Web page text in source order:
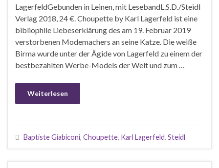
LagerfeldGebunden in Leinen, mit LesebandL.S.D./Steidl
Verlag 2018, 24 €. Choupette by Karl Lagerfeld ist eine
bibliophile Liebeserklärung des am 19. Februar 2019
verstorbenen Modemachers an seine Katze. Die weiße
Birma wurde unter der Ägide von Lagerfeld zu einem der
bestbezahlten Werbe-Models der Welt und zum …
Weiterlesen
Baptiste Giabiconi, Choupette, Karl Lagerfeld, Steidl